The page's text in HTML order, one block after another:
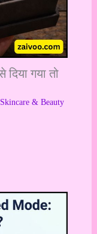
गया तो
Skincare & Beauty